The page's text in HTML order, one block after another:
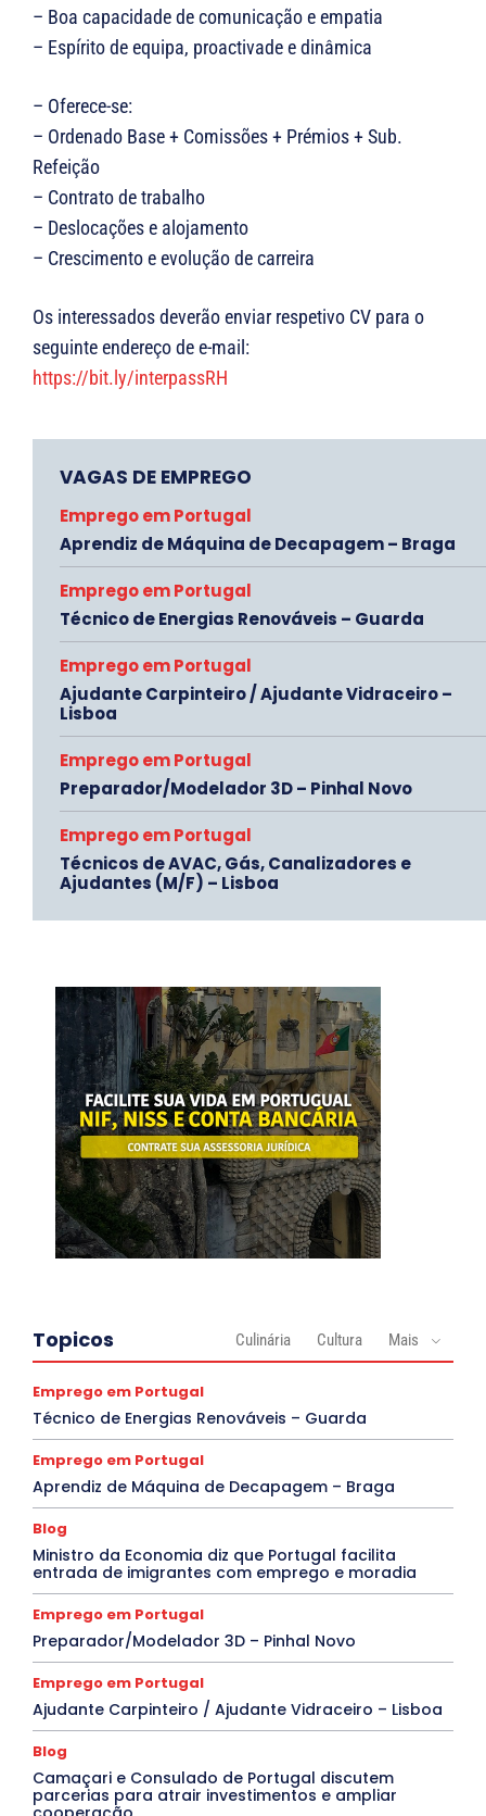
– Boa capacidade de comunicação e empatia
– Espírito de equipa, proactivade e dinâmica
– Oferece-se:
– Ordenado Base + Comissões + Prémios + Sub.
Refeição
– Contrato de trabalho
– Deslocações e alojamento
– Crescimento e evolução de carreira
Os interessados deverão enviar respetivo CV para o
seguinte endereço de e-mail:
https://bit.ly/interpassRH
VAGAS DE EMPREGO
Emprego em Portugal
Aprendiz de Máquina de Decapagem – Braga
Emprego em Portugal
Técnico de Energias Renováveis – Guarda
Emprego em Portugal
Ajudante Carpinteiro / Ajudante Vidraceiro –
Lisboa
Emprego em Portugal
Preparador/Modelador 3D – Pinhal Novo
Emprego em Portugal
Técnicos de AVAC, Gás, Canalizadores e
Ajudantes (M/F) – Lisboa
Topicos Culinária Cultura Mais
Emprego em Portugal
Técnico de Energias Renováveis – Guarda
Emprego em Portugal
Aprendiz de Máquina de Decapagem – Braga
Blog
Ministro da Economia diz que Portugal facilita
entrada de imigrantes com emprego e moradia
Emprego em Portugal
Preparador/Modelador 3D – Pinhal Novo
Emprego em Portugal
Ajudante Carpinteiro / Ajudante Vidraceiro – Lisboa
Blog
Camaçari e Consulado de Portugal discutem
parcerias para atrair investimentos e ampliar